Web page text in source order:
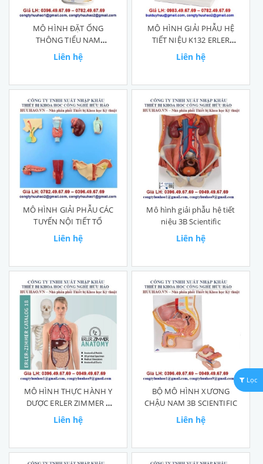
MÔ HÌNH ĐẶT ỐNG
THÔNG TIỂU NAM
GD/H17E
Liên hệ
MÔ HÌNH GIẢI PHẪU HỆ
TIẾT NIỆU K132 ERLER
ZIMMER
Liên hệ
MÔ HÌNH GIẢI PHẪU CÁC
TUYẾN NỘI TIẾT TỐ
Liên hệ
Mô hình giải phẫu hệ tiết
niệu 3B Scientific
Liên hệ
MÔ HÌNH THỰC HÀNH Y
DƯỢC ERLER ZIMMER –
ĐỨC
Liên hệ
BỘ MÔ HÌNH XƯƠNG
CHẬU NAM 3B SCIENTIFIC
Liên hệ
Lọc